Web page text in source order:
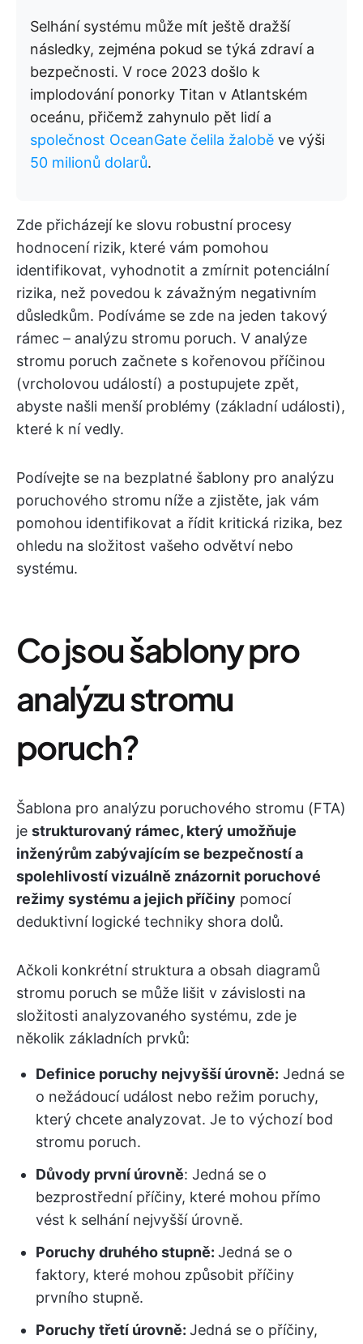
Selhání systému může mít ještě dražší
následky, zejména pokud se týká zdraví a
bezpečnosti. V roce 2023 došlo k
implodování ponorky Titan v Atlantském
oceánu, přičemž zahynulo pět lidí a
společnost OceanGate čelila žalobě ve výši
50 milionů dolarů.
Zde přicházejí ke slovu robustní procesy
hodnocení rizik, které vám pomohou
identifikovat, vyhodnotit a zmírnit potenciální
rizika, než povedou k závažným negativním
důsledkům. Podíváme se zde na jeden takový
rámec – analýzu stromu poruch. V analýze
stromu poruch začnete s kořenovou příčinou
(vrcholovou událostí) a postupujete zpět,
abyste našli menší problémy (základní události),
které k ní vedly.
Podívejte se na bezplatné šablony pro analýzu
poruchového stromu níže a zjistěte, jak vám
pomohou identifikovat a řídit kritická rizika, bez
ohledu na složitost vašeho odvětví nebo
systému.
Co jsou šablony pro
analýzu stromu
poruch?
Šablona pro analýzu poruchového stromu (FTA)
je strukturovaný rámec, který umožňuje
inženýrům zabývajícím se bezpečností a
spolehlivostí vizuálně znázornit poruchové
režimy systému a jejich příčiny pomocí
deduktivní logické techniky shora dolů.
Ačkoli konkrétní struktura a obsah diagramů
stromu poruch se může lišit v závislosti na
složitosti analyzovaného systému, zde je
několik základních prvků:
Definice poruchy nejvyšší úrovně: Jedná se
o nežádoucí událost nebo režim poruchy,
který chcete analyzovat. Je to výchozí bod
stromu poruch.
Důvody první úrovně: Jedná se o
bezprostřední příčiny, které mohou přímo
vést k selhání nejvyšší úrovně.
Poruchy druhého stupně: Jedná se o
faktory, které mohou způsobit příčiny
prvního stupně.
Poruchy třetí úrovně: Jedná se o příčiny,